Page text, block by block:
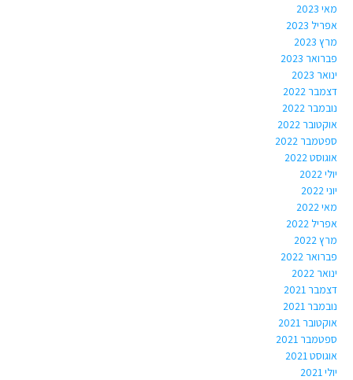
מאי 2023
אפריל 2023
מרץ 2023
פברואר 2023
ינואר 2023
דצמבר 2022
נובמבר 2022
אוקטובר 2022
ספטמבר 2022
אוגוסט 2022
יולי 2022
יוני 2022
מאי 2022
אפריל 2022
מרץ 2022
פברואר 2022
ינואר 2022
דצמבר 2021
נובמבר 2021
אוקטובר 2021
ספטמבר 2021
אוגוסט 2021
יולי 2021